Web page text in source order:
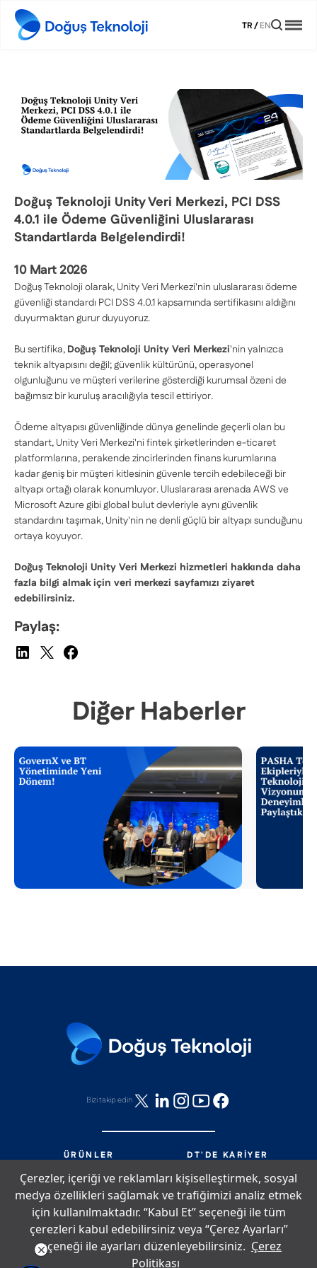
Çerezler, içeriği ve reklamları kişiselleştirmek, sosyal
medya özellikleri sağlamak ve trafiğimizi analiz etmek
için kullanılmaktadır. “Kabul Et” seçeneği ile tüm
çerezleri kabul edebilirsiniz veya “Çerez Ayarları”
seçeneği ile ayarları düzenleyebilirsiniz. Çerez
Politikası
TR/EN
Doğuş Teknoloji Unity Veri Merkezi, PCI DSS
4.0.1 ile Ödeme Güvenliğini Uluslararası
Standartlarda Belgelendirdi!
10 Mart 2026
Doğuş Teknoloji olarak, Unity Veri Merkezi'nin uluslararası ödeme
güvenliği standardı PCI DSS 4.0.1 kapsamında sertifikasını aldığını
duyurmaktan gurur duyuyoruz.
Bu sertifika, Doğuş Teknoloji Unity Veri Merkezi'nin yalnızca
teknik altyapısını değil; güvenlik kültürünü, operasyonel
olgunluğunu ve müşteri verilerine gösterdiği kurumsal özeni de
bağımsız bir kuruluş aracılığıyla tescil ettiriyor.
Ödeme altyapısı güvenliğinde dünya genelinde geçerli olan bu
standart, Unity Veri Merkezi'ni fintek şirketlerinden e-ticaret
platformlarına, perakende zincirlerinden finans kurumlarına
kadar geniş bir müşteri kitlesinin güvenle tercih edebileceği bir
altyapı ortağı olarak konumluyor. Uluslararası arenada AWS ve
Microsoft Azure gibi global bulut devleriyle aynı güvenlik
standardını taşımak, Unity'nin ne denli güçlü bir altyapı sunduğunu
ortaya koyuyor.
Doğuş Teknoloji Unity Veri Merkezi hizmetleri hakkında daha
fazla bilgi almak için veri merkezi sayfamızı ziyaret
edebilirsiniz.
Paylaş:
Diğer Haberler
Bizi takip edin
ÜRÜNLER
DT'DE KARIYER
HIZMETLER
DT'DE NELER OLUYOR?
PARTNERLIK
BIZE ULAŞIN
DT'DE YAŞAM
SITE HARITASI
Çerez PolitikasıBilgi Toplumu Hizmetleri Aydınlatma Metni